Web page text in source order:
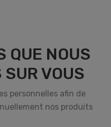
QUE NOUS
VOUS
personnelles afin de
nos produits